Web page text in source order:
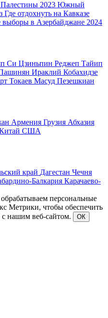
2023 Южный
Где отдохнуть на Кавказе
выборы в Азербайджане 2024
Си Цзиньпин Реджеп Тайип
Ираклий Кобахидзе
Токаев Масуд Пезешкиан
Армения Грузия Абхазия
США
край Дагестан Чечня
Балкария Карачаево-
персональные
Метрики, чтобы обеспечить
нашим веб-сайтом.
ОК